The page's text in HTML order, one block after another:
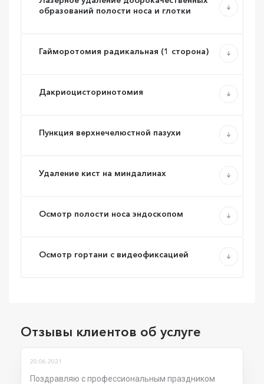
образований полости носа и глотки
Гайморотомия радикальная (1 сторона)
Дакриоцисторинотомия
Пункция верхнечелюстной пазухи
Удаление кист на миндалинах
Осмотр полости носа эндоскопом
Осмотр гортани с видеофиксацией
Отзывы клиентов об услуге
20.06.2021
Поздравляю с профессиональным праздником
Антон
Галина